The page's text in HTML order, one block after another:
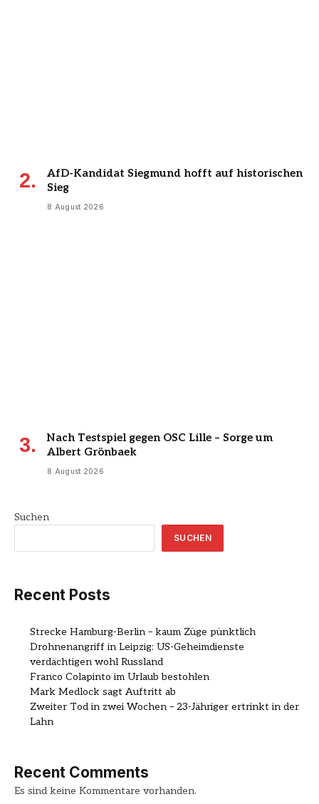
AfD-Kandidat Siegmund hofft auf historischen
Sieg
8 August 2026
Nach Testspiel gegen OSC Lille – Sorge um
Albert Grönbaek
8 August 2026
Suchen
SUCHEN
Recent Posts
Strecke Hamburg-Berlin – kaum Züge pünktlich
Drohnenangriff in Leipzig: US-Geheimdienste
verdächtigen wohl Russland
Franco Colapinto im Urlaub bestohlen
Mark Medlock sagt Auftritt ab
Zweiter Tod in zwei Wochen – 23-Jähriger ertrinkt in der
Lahn
Recent Comments
Es sind keine Kommentare vorhanden.